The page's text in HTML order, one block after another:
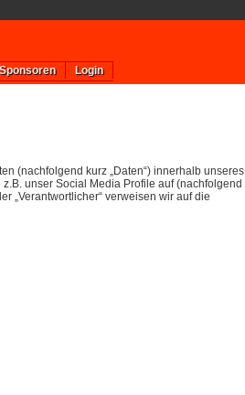
Sponsoren Login
(nachfolgend kurz „Daten“) innerhalb unseres
unser Social Media Profile auf (nachfolgend
„Verantwortlicher“ verweisen wir auf die